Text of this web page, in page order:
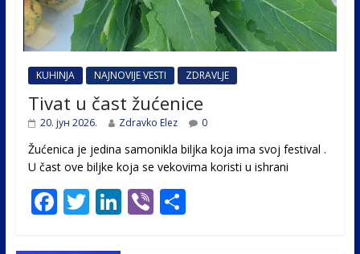
KUHINJA NAJNOVIJE VESTI ZDRAVLJE
Tivat u čast žućenice
20. јун 2026. Zdravko Elez 0
Žućenica je jedina samonikla biljka koja ima svoj festival .
U čast ovе biljke koja se vekovima koristi u ishrani
F T Li Vi S